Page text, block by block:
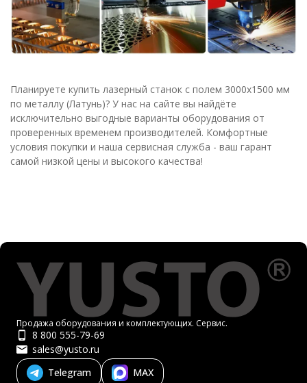
Планируете купить лазерный станок с полем 3000х1500 мм
по металлу (Латунь)? У нас на сайте вы найдёте
исключительно выгодные варианты оборудования от
проверенных временем производителей. Комфортные
условия покупки и наша сервисная служба - ваш гарант
самой низкой цены и высокого качества!
Продажа оборудования и комплектующих. Сервис.
8 800 555-79-69
sales@yusto.ru
Telegram
MAX